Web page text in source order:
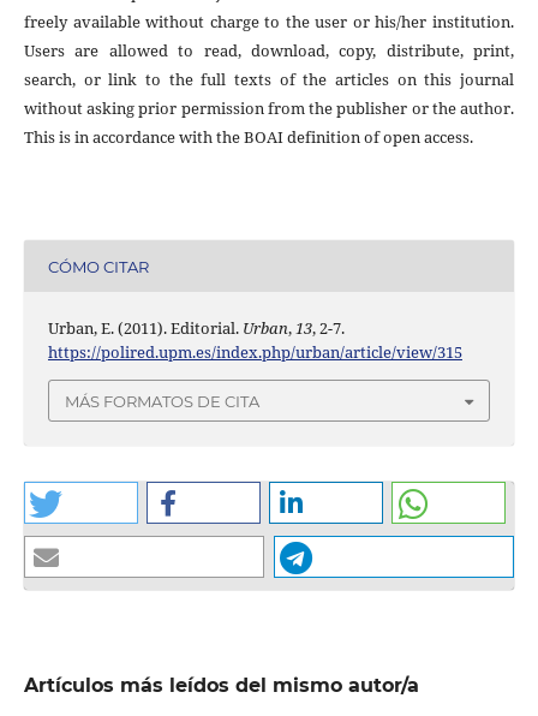
freely available without charge to the user or his/her institution.
Users are allowed to read, download, copy, distribute, print,
search, or link to the full texts of the articles on this journal
without asking prior permission from the publisher or the author.
This is in accordance with the BOAI definition of open access.
CÓMO CITAR
Urban, E. (2011). Editorial. Urban,13, 2-7.
https://polired.upm.es/index.php/urban/article/view/315
MÁS FORMATOS DE CITA
Artículos más leídos del mismo autor/a